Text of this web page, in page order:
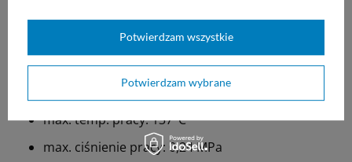
waga netto: 24 kg
zasilanie:230V ± 10%, 50/60 Hz
max. temp. pracy:137°C
max. ciśnienie pracy: 0,24 MPa
Potwierdzam wybrane
Potwierdzam wszystkie